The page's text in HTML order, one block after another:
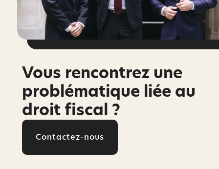
Vous rencontrez une
problématique liée au
droit fiscal ?
Contactez-nous